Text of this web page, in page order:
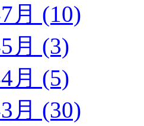
月 (10)
月 (3)
月 (5)
月 (30)